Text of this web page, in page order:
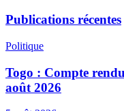
Publications récentes
Politique
Togo : Compte
août 2026